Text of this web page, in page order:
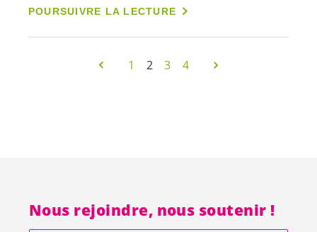
POURSUIVRE LA LECTURE
1 2 3 4
Nous rejoindre, nous soutenir !